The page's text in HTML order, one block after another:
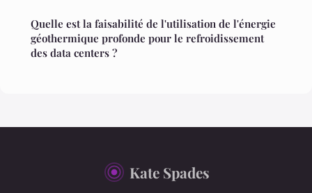
Quelle est la faisabilité de l'utilisation de l'énergie
géothermique profonde pour le refroidissement
des data centers ?
Kate Spades